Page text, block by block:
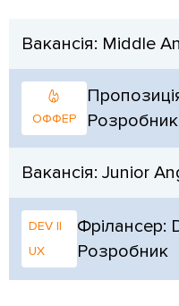
Вакансія: Middle
ОФФЕР
Розробник
Вакансія: Junior
DEV ||
UX
Фрілансер:
Розробник